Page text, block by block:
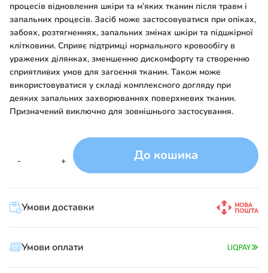
процесів відновлення шкіри та м’яких тканин після травм і
запальних процесів. Засіб може застосовуватися при опіках,
забоях, розтягненнях, запальних змінах шкіри та підшкірної
клітковини. Сприяє підтримці нормального кровообігу в
уражених ділянках, зменшенню дискомфорту та створенню
сприятливих умов для загоєння тканин. Також може
використовуватися у складі комплексного догляду при
деяких запальних захворюваннях поверхневих тканин.
Призначений виключно для зовнішнього застосування.
-
Порятунок
+ До кошика
Умови доставки
Умови оплати